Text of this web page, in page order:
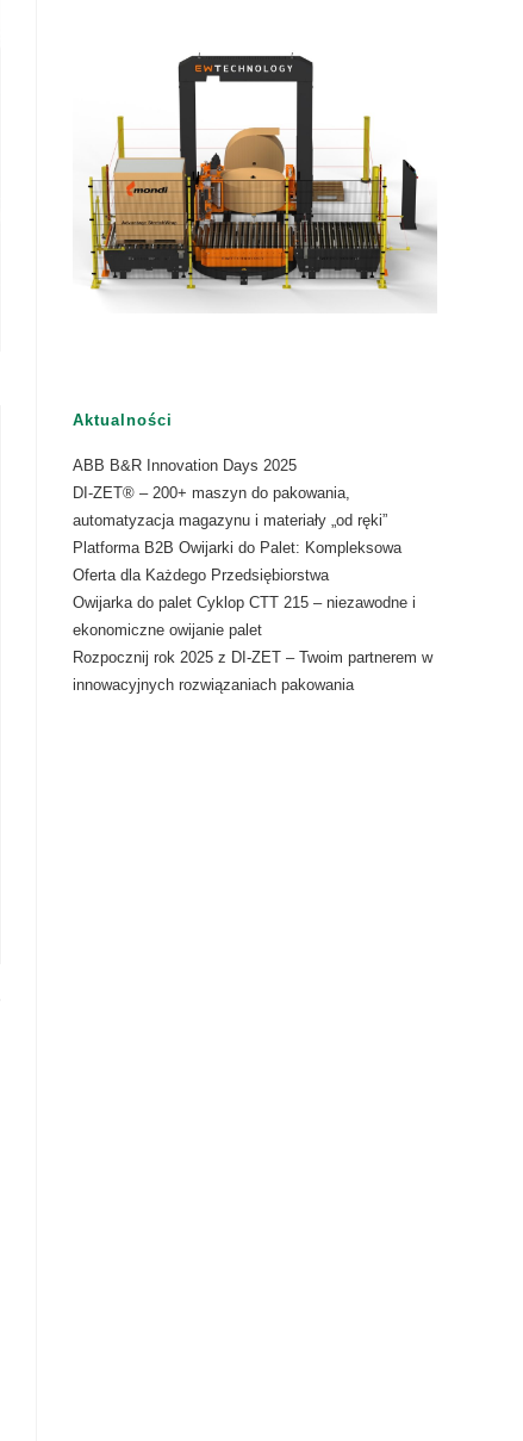
Aktualności
ABB B&R Innovation Days 2025
DI-ZET® – 200+ maszyn do pakowania,
automatyzacja magazynu i materiały „od ręki”
Platforma B2B Owijarki do Palet: Kompleksowa
Oferta dla Każdego Przedsiębiorstwa
Owijarka do palet Cyklop CTT 215 – niezawodne i
ekonomiczne owijanie palet
Rozpocznij rok 2025 z DI-ZET – Twoim partnerem w
innowacyjnych rozwiązaniach pakowania